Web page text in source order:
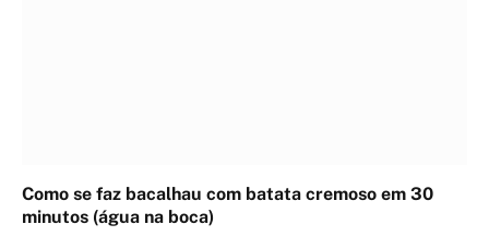
Como se faz bacalhau com batata cremoso em 30
minutos (água na boca)